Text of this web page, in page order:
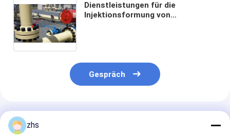
Dienstleistungen für die
Injektionsformung von
Gespräch
Empfohlene Produkte
zhs